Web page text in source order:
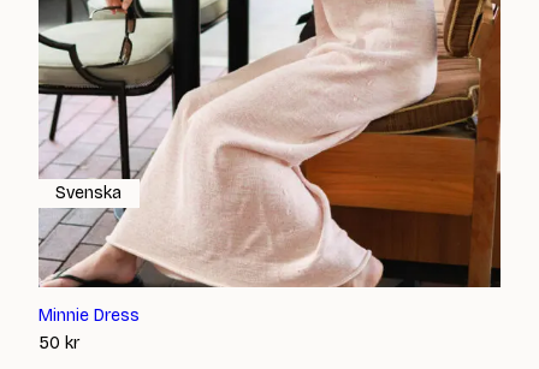
Minnie Dress
50 kr
Svenska